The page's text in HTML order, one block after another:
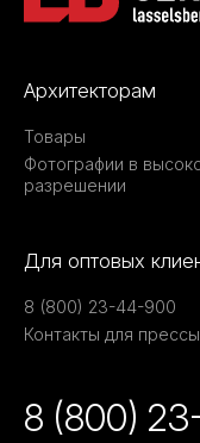
Архитекторам
Товары
Фотографии в
разрешении
Для оптовых
8 (800) 23-44-900
Контакты для прессы
8 (800)